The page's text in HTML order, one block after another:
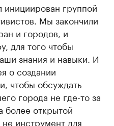
группой
Мы закончили
и городов, и
для того чтобы
знания и навыки. И
о создании
чтобы обсуждать
города не где-то за
более открытой
инструмент для